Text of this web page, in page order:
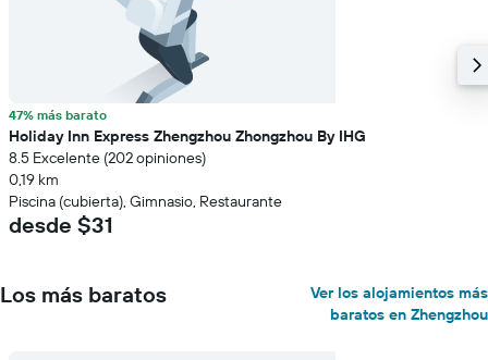
47% más barato
Holiday Inn Express Zhengzhou Zhongzhou By IHG
8.5 Excelente (202 opiniones)
0,19 km
Piscina (cubierta), Gimnasio, Restaurante
desde $31
Los más baratos
Ver los alojamientos más
baratos en Zhengzhou